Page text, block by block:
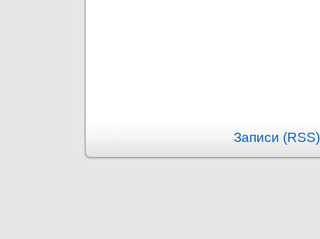
Записи (RSS)